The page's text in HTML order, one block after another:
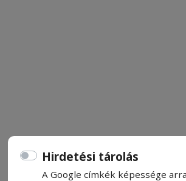
Hirdetési tárolás
A Google címkék képessége